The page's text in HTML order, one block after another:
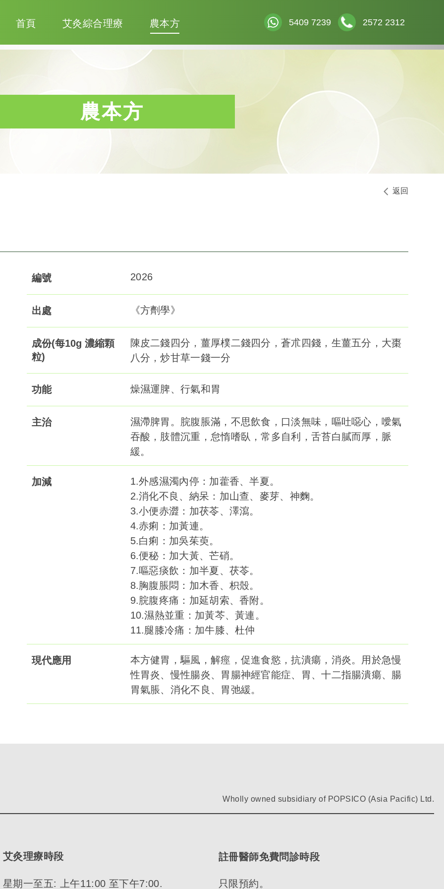
首頁 艾灸綜合理療 農本方 5409 7239 2572 2312
農本方
返回
編號 2026
出處 《方劑學》
成份(每10g 濃縮顆
粒)
陳皮二錢四分，薑厚樸二錢四分，蒼朮四錢，生薑五分，大棗
八分，炒甘草一錢一分
功能 燥濕運脾、行氣和胃
主治
濕滯脾胃。脘腹脹滿，不思飲食，口淡無味，嘔吐噁心，噯氣
吞酸，肢體沉重，怠惰嗜臥，常多自利，舌苔白膩而厚，脈
緩。
加減
1.外感濕濁內停：加藿香、半夏。
2.消化不良、納呆：加山查、麥芽、神麴。
3.小便赤澀：加茯苓、澤瀉。
4.赤痢：加黃連。
5.白痢：加吳茱萸。
6.便秘：加大黃、芒硝。
7.嘔惡痰飲：加半夏、茯苓。
8.胸腹脹悶：加木香、枳殼。
9.脘腹疼痛：加延胡索、香附。
10.濕熱並重：加黃芩、黃連。
11.腿膝冷痛：加牛膝、杜仲
現代應用
本方健胃，驅風，解痙，促進食慾，抗潰瘍，消炎。用於急慢
性胃炎、慢性腸炎、胃腸神經官能症、胃、十二指腸潰瘍、腸
胃氣脹、消化不良、胃弛緩。
Wholly owned subsidiary of POPSICO (Asia Pacific) Ltd.
艾灸理療時段
星期一至五: 上午11:00 至下午7:00.
註冊醫師免費問診時段
只限預約。